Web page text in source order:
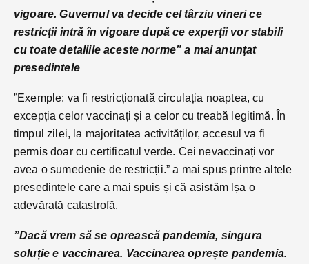
vigoare. Guvernul va decide cel târziu vineri ce
restricții intră în vigoare după ce experții vor stabili
cu toate detaliile aceste norme” a mai anunțat
presedintele
”Exemple: va fi restricționată circulația noaptea, cu
excepția celor vaccinați și a celor cu treabă legitimă. În
timpul zilei, la majoritatea activităților, accesul va fi
permis doar cu certificatul verde. Cei nevaccinați vor
avea o sumedenie de restricții.” a mai spus printre altele
presedintele care a mai spuis și că asistăm lșa o
adevărată catastrofă.
”Dacă vrem să se oprească pandemia, singura
soluție e vaccinarea. Vaccinarea oprește pandemia.